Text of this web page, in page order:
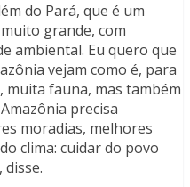
do Pará, que é um
grande, com
ambiental. Eu quero que
vejam como é, para
fauna, mas também
precisa
moradias, melhores
clima: cuidar do povo